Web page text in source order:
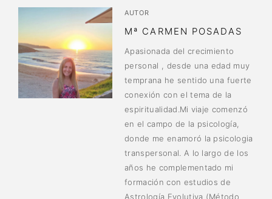
AUTOR
Mª CARMEN POSADAS
Apasionada del crecimiento
personal , desde una edad muy
temprana he sentido una fuerte
conexión con el tema de la
espiritualidad.Mi viaje comenzó
en el campo de la psicología,
donde me enamoró la psicologia
transpersonal. A lo largo de los
años he complementado mi
formación con estudios de
Astrología Evolutiva (Método